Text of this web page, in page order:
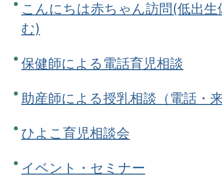
こんにちは赤ちゃん訪問(低出
む)
保健師による電話育児相談
助産師による授乳相談（電話・
ひよこ育児相談会
イベント・セミナー